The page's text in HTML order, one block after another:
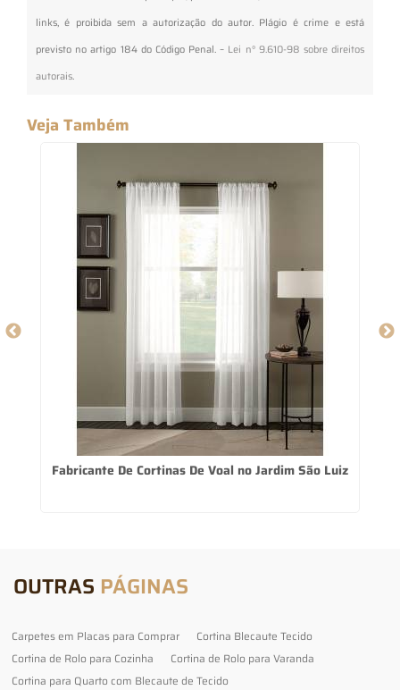
links, é proibida sem a autorização do autor. Plágio é crime e está
previsto no artigo 184 do Código Penal. – Lei n° 9.610-98 sobre direitos
autorais.
Veja Também
Fabricante De Cortinas De Voal no Jardim São Luiz
OUTRAS PÁGINAS
Carpetes em Placas para Comprar
Cortina Blecaute Tecido
Cortina de Rolo para Cozinha
Cortina de Rolo para Varanda
Cortina para Quarto com Blecaute de Tecido